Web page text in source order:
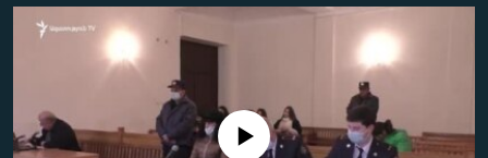
ՂԱՐԱԲԱՂ
ՊԱՏԵՐԱԶՄԻ 6 ՇԱԲԱԹՆԵՐԸ
ՄԻՋԱԶԳԱՅԻՆNo media source currently available